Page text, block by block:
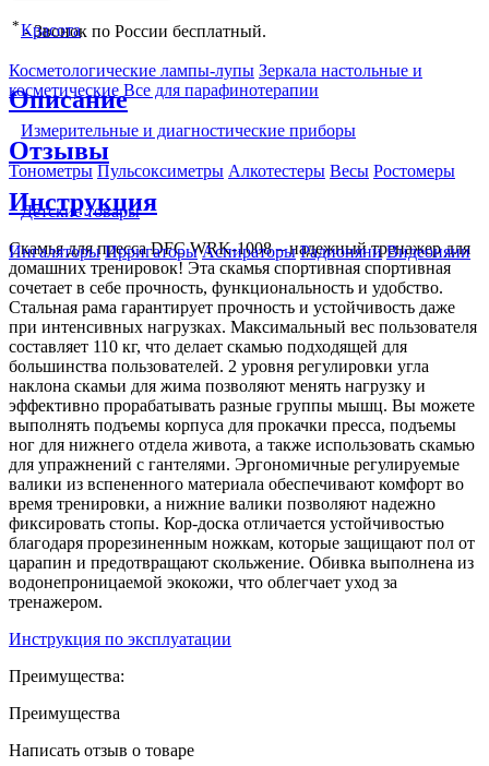
Красота
Косметологические лампы-лупы Зеркала настольные и
косметические Все для парафинотерапии
Измерительные и диагностические приборы
Тонометры Пульсоксиметры Алкотестеры Весы Ростомеры
Детские товары
Ингаляторы Ирригаторы Аспираторы Радионяни Видеоняни
*- Звонок по России бесплатный.
Описание
Отзывы
Инструкция
Скамья для пресса DFC WRK-1008 – надежный тренажер для
домашних тренировок! Эта скамья спортивная спортивная
сочетает в себе прочность, функциональность и удобство.
Стальная рама гарантирует прочность и устойчивость даже
при интенсивных нагрузках. Максимальный вес пользователя
составляет 110 кг, что делает скамью подходящей для
большинства пользователей. 2 уровня регулировки угла
наклона скамьи для жима позволяют менять нагрузку и
эффективно прорабатывать разные группы мышц. Вы можете
выполнять подъемы корпуса для прокачки пресса, подъемы
ног для нижнего отдела живота, а также использовать скамью
для упражнений с гантелями. Эргономичные регулируемые
валики из вспененного материала обеспечивают комфорт во
время тренировки, а нижние валики позволяют надежно
фиксировать стопы. Кор-доска отличается устойчивостью
благодаря прорезиненным ножкам, которые защищают пол от
царапин и предотвращают скольжение. Обивка выполнена из
водонепроницаемой экокожи, что облегчает уход за
тренажером.
Инструкция по эксплуатации
Преимущества:
Преимущества
Написать отзыв о товаре